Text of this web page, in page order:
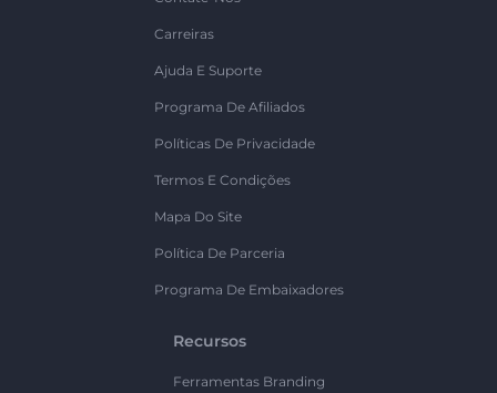
Carreiras
Ajuda E Suporte
Programa De Afiliados
Políticas De Privacidade
Termos E Condições
Mapa Do Site
Política De Parceria
Programa De Embaixadores
Recursos
Ferramentas Branding